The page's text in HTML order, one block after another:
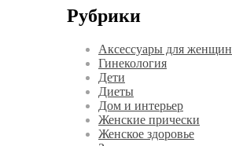
Рубрики
Аксессуары для женщин
Гинекология
Дети
Диеты
Дом и интерьер
Женские прически
Женское здоровье